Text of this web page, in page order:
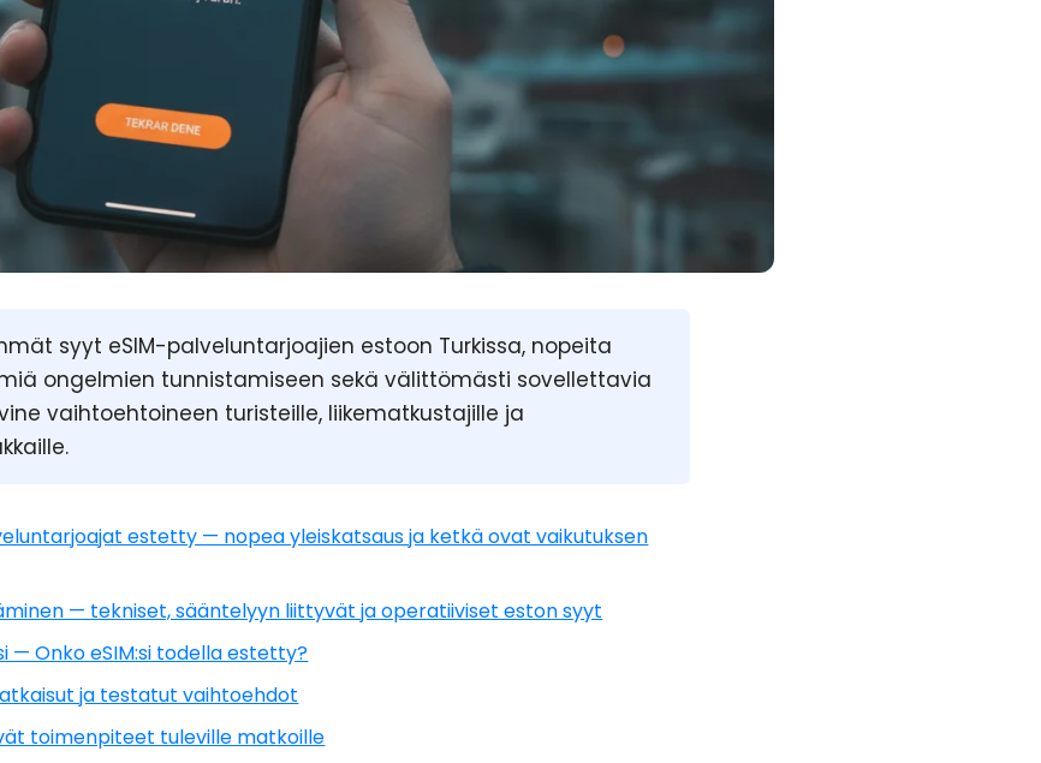
syyt eSIM-palveluntarjoajien estoon Turkissa, nopeita
ongelmien tunnistamiseen sekä välittömästi sovellettavia
vaihtoehtoineen turisteille, liikematkustajille ja
estetty — nopea yleiskatsaus ja ketkä ovat vaikutuksen
— tekniset, sääntelyyn liittyvät ja operatiiviset eston syyt
— Onko eSIM:si todella estetty?
ja testatut vaihtoehdot
toimenpiteet tuleville matkoille